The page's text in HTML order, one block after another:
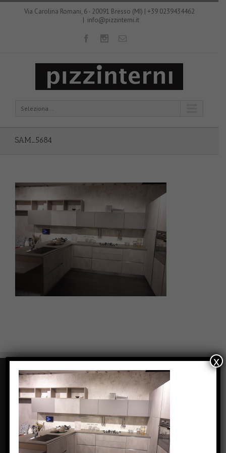
Via Carolina Romani, 6 - 20091 Bresso (MI) | +39 0239434462
| info@pizzinterni.it
Seleziona ..
SAM_5684
CONTATTI
Via Carolina Romani, 6 - Bresso (MI)
Phone: +39 0239434462
Fax: +39 0239434462
Email:info@pizzinterni.it
Web:www.pizzinterni.it
x